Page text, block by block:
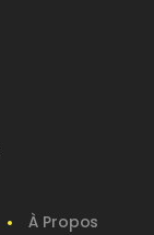
À Propos